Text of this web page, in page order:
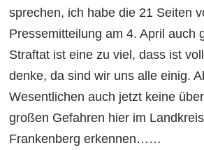
sprechen, ich habe die 21 Seiten
Pressemitteilung am 4. April auch
Straftat ist eine zu viel, dass ist
denke, da sind wir uns alle einig.
Wesentlichen auch jetzt keine
großen Gefahren hier im
Frankenberg erkennen……